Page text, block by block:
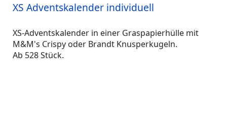
XS Adventskalender individuell
XS-Adventskalender in einer Graspapierhülle mit
M&M's Crispy oder Brandt Knusperkugeln.
Ab 528 Stück.